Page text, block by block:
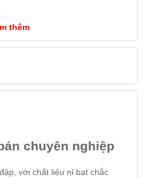
thêm
chuyên nghiệp
với chất liệu nỉ bạt chắc